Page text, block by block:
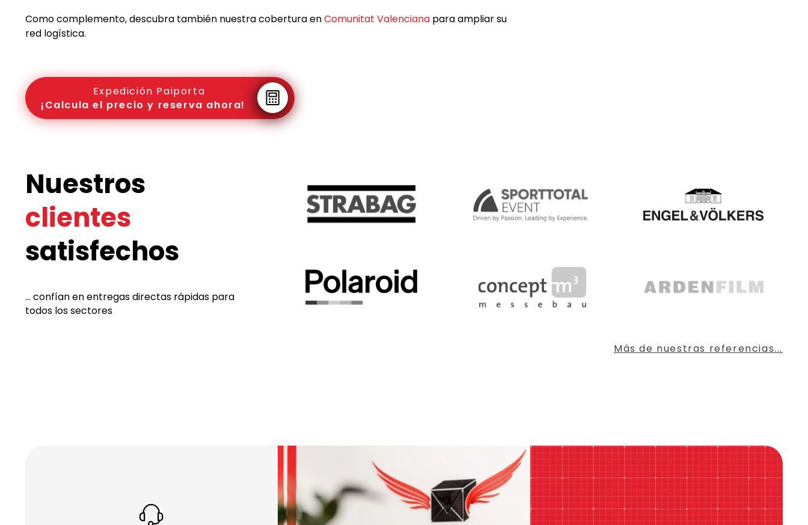
Como complemento, descubra también nuestra cobertura enComunitat Valenciana para ampliar su
red logística.
Expedición Paiporta
¡Calcula el precio y reserva ahora!
Nuestros
clientes
satisfechos
... confían en entregas directas rápidas para
todos los sectores
Más de nuestras referencias...